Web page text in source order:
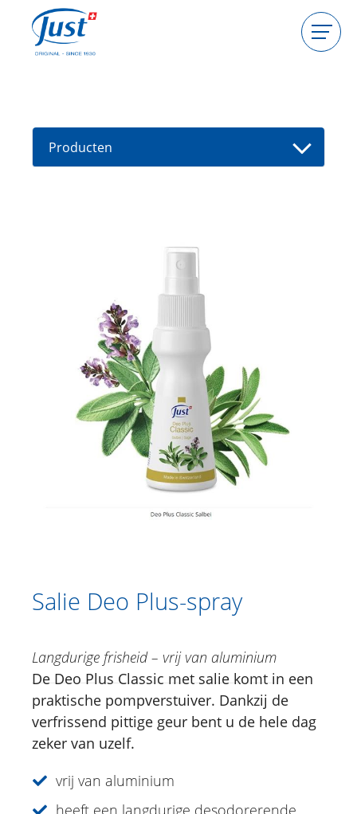
Consulente worden
Gids
Producten
Haarverzorging
Catalogus
Douche
Lichaamsverzorging
Kruidencrèmes
Voetverzorging
Aromatherapie
Specialiteiten
Lipverzorging
Deo's
Alpenvlas Deo Roll-on
Deo Plus Sensual Salie | Alsem
Salie Deo Plus-spray
Langdurige frisheid – vrij van aluminium
De Deo Plus Classic met salie komt in een
praktische pompverstuiver. Dankzij de
verfrissend pittige geur bent u de hele dag
zeker van uzelf.
vrij van aluminium
heeft een langdurige desodorerende